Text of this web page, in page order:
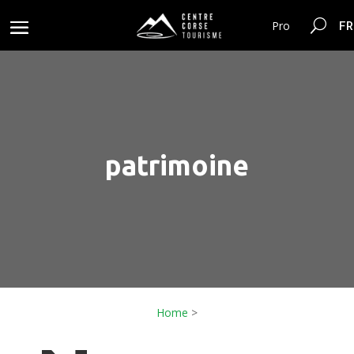
Pro
patrimoine
Home >